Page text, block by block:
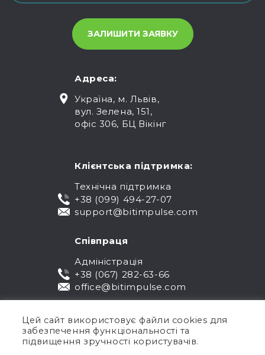
Адреса:
Україна, м. Львів,
вул. Зелена, 151,
офіс 306, БЦ Вікінг
Клієнтська підтримка:
Технічна підтримка
+38 (099) 494-27-07
support@bitimpulse.com
Співпраця
Адміністрація
+38 (067) 282-63-66
office@bitimpulse.com
Цей сайт використовує файли cookies для
забезпечення функціональності та
підвищення зручності користувачів.